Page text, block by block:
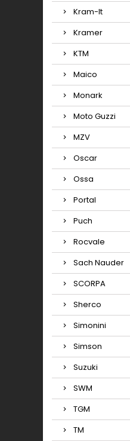
Kram-It
Kramer
KTM
Maico
Monark
Moto Guzzi
MZV
Oscar
Ossa
Portal
Puch
Rocvale
Sach Nauder
SCORPA
Sherco
Simonini
Simson
Suzuki
SWM
TGM
TM